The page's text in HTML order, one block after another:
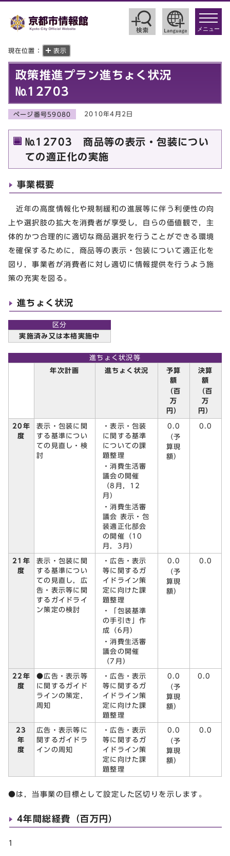
toggle
メニュー
現在位置： 表示
政策推進プラン進ちょく状況
№12703
ページ番号59080 2010年4月2日
№12703 商品等の表示・包装につい
ての適正化の実施
事業概要
近年の高度情報化や規制緩和の進展等に伴う利便性の向
上や選択肢の拡大を消費者が享受し，自らの価値観で，主
体的かつ合理的に適切な商品選択を行うことができる環境
を確保するために，商品等の表示・包装について適正化を
図り，事業者が消費者に対し適切に情報提供を行うよう施
策の充実を図る。
進ちょく状況
区分
実施済み又は本格実施中
進ちょく状況等
年次計画
進ちょく状況
予算
額
（百
万
円）
決算
額
（百
万
円）
20年
度
表示・包装に関
する基準につい
ての見直し・検
討
・表示・包装
に関する基準
についての課
題整理
・消費生活審
議会の開催
（8月，12
月）
・消費生活審
議会 表示・包
装適正化部会
の開催（10
月，3月）
0.0
（予
算現
額）
0.0
21年
度
表示・包装に関
する基準につい
ての見直し，広
告・表示等に関
するガイドライ
ン策定の検討
・広告・表示
等に関するガ
イドライン策
定に向けた課
題整理
・「包装基準
の手引き」作
成（6月）
・消費生活審
議会の開催
（7月）
0.0
（予
算現
額）
0.0
22年
度
●広告・表示等
に関するガイド
ラインの策定，
周知
・広告・表示
等に関するガ
イドライン策
定に向けた課
題整理
0.0
（予
算現
額）
0.0
23
年
度
広告・表示等に
関するガイドラ
インの周知
・広告・表示
等に関するガ
イドライン策
定に向けた課
題整理
0.0
（予
算現
額）
0.0
●は，当事業の目標として設定した区切りを示します。
4年間総経費（百万円）
1